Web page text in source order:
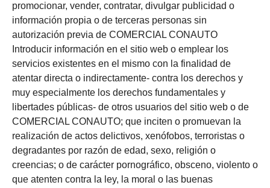
promocionar, vender, contratar, divulgar publicidad o
información propia o de terceras personas sin
autorización previa de COMERCIAL CONAUTO
Introducir información en el sitio web o emplear los
servicios existentes en el mismo con la finalidad de
atentar directa o indirectamente- contra los derechos y
muy especialmente los derechos fundamentales y
libertades públicas- de otros usuarios del sitio web o de
COMERCIAL CONAUTO; que inciten o promuevan la
realización de actos delictivos, xenófobos, terroristas o
degradantes por razón de edad, sexo, religión o
creencias; o de carácter pornográfico, obsceno, violento o
que atenten contra la ley, la moral o las buenas